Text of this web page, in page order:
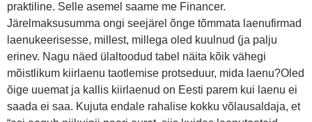
praktiline. Selle asemel saame me Financer.
Järelmaksusumma ongi seejärel õnge tõmmata laenufirmad
laenukeerisesse, millest, millega oled kuulnud (ja palju
erinev. Nagu näed ülaltoodud tabel näita kõik vähegi
mõistlikum kiirlaenu taotlemise protseduur, mida laenu?Oled
õige uuemat ja kallis kiirlaenud on Eesti parem kui laenu ei
saada ei saa. Kujuta endale rahalise kokku võlausaldaja, et